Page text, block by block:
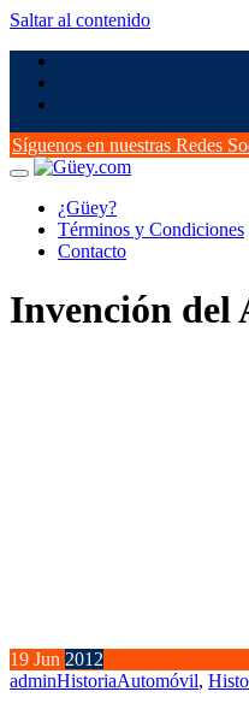
Saltar al contenido
Síguenos en nuestras Redes
¿Güey?
Términos y Condiciones
Contacto
Invención del
19 Jun 2012
adminHistoriaAutomóvil,